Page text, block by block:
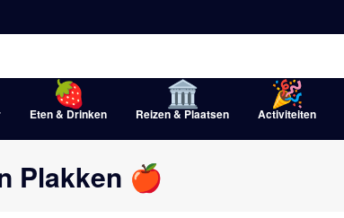
Eten & Drinken Reizen & Plaatsen Activiteiten
Plakken 🍎